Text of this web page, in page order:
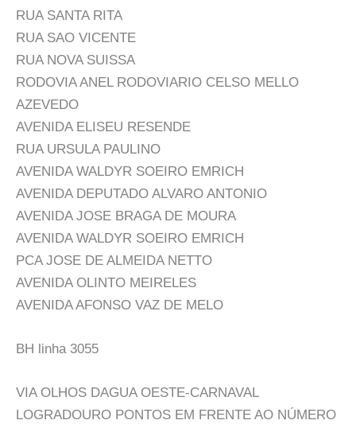
RUA SANTA RITA
RUA SAO VICENTE
RUA NOVA SUISSA
RODOVIA ANEL RODOVIARIO CELSO MELLO
AZEVEDO
AVENIDA ELISEU RESENDE
RUA URSULA PAULINO
AVENIDA WALDYR SOEIRO EMRICH
AVENIDA DEPUTADO ALVARO ANTONIO
AVENIDA JOSE BRAGA DE MOURA
AVENIDA WALDYR SOEIRO EMRICH
PCA JOSE DE ALMEIDA NETTO
AVENIDA OLINTO MEIRELES
AVENIDA AFONSO VAZ DE MELO
BH linha 3055
VIA OLHOS DAGUA OESTE-CARNAVAL
LOGRADOURO PONTOS EM FRENTE AO NÚMERO